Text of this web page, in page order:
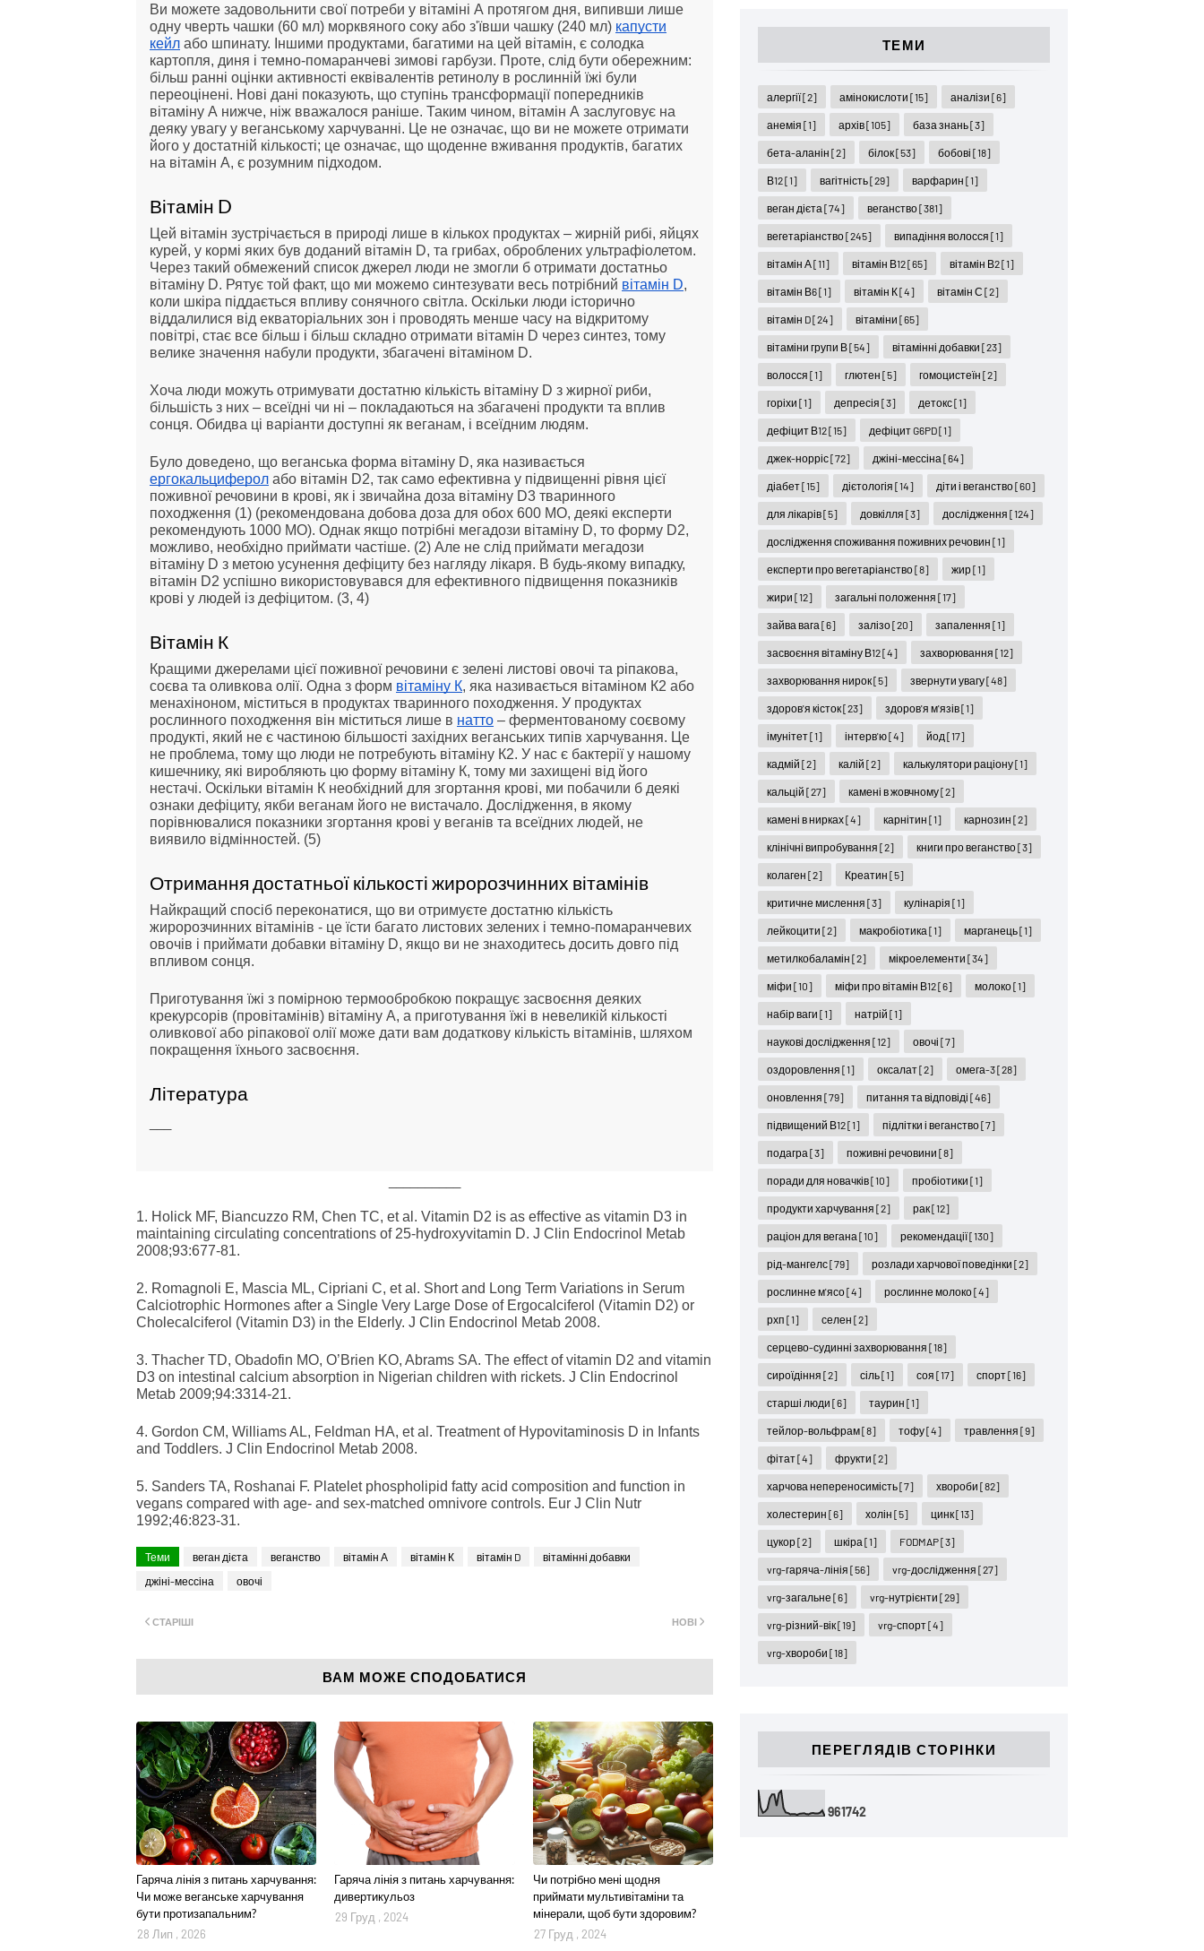
Ви можете задовольнити свої потреби у вітаміні А протягом дня, випивши лише
одну чверть чашки (60 мл) морквяного соку або з'ївши чашку (240 мл) капусти
кейл або шпинату. Іншими продуктами, багатими на цей вітамін, є солодка
картопля, диня і темно-помаранчеві зимові гарбузи. Проте, слід бути обережним:
більш ранні оцінки активності еквівалентів ретинолу в рослинній їжі були
переоцінені. Нові дані показують, що ступінь трансформації попередників
вітаміну А нижче, ніж вважалося раніше. Таким чином, вітамін А заслуговує на
деяку увагу у веганському харчуванні. Це не означає, що ви не можете отримати
його у достатній кількості; це означає, що щоденне вживання продуктів, багатих
на вітамін А, є розумним підходом.
Вітамін D
Цей вітамін зустрічається в природі лише в кількох продуктах – жирній рибі, яйцях
курей, у кормі яких був доданий вітамін D, та грибах, оброблених ультрафіолетом.
Через такий обмежений список джерел люди не змогли б отримати достатньо
вітаміну D. Рятує той факт, що ми можемо синтезувати весь потрібний вітамін D,
коли шкіра піддається впливу сонячного світла. Оскільки люди історично
віддалилися від екваторіальних зон і проводять менше часу на відкритому
повітрі, стає все більш і більш складно отримати вітамін D через синтез, тому
велике значення набули продукти, збагачені вітаміном D.
Хоча люди можуть отримувати достатню кількість вітаміну D з жирної риби,
більшість з них – всеїдні чи ні – покладаються на збагачені продукти та вплив
сонця. Обидва ці варіанти доступні як веганам, і всеїдним людям.
Було доведено, що веганська форма вітаміну D, яка називається
ергокальциферол або вітамін D2, так само ефективна у підвищенні рівня цієї
поживної речовини в крові, як і звичайна доза вітаміну D3 тваринного
походження (1) (рекомендована добова доза для обох 600 МО, деякі експерти
рекомендують 1000 МО). Однак якщо потрібні мегадози вітаміну D, то форму D2,
можливо, необхідно приймати частіше. (2) Але не слід приймати мегадози
вітаміну D з метою усунення дефіциту без нагляду лікаря. В будь-якому випадку,
вітамін D2 успішно використовувався для ефективного підвищення показників
крові у людей із дефіцитом. (3, 4)
Вітамін К
Кращими джерелами цієї поживної речовини є зелені листові овочі та ріпакова,
соєва та оливкова олії. Одна з форм вітаміну К, яка називається вітаміном К2 або
менахіноном, міститься в продуктах тваринного походження. У продуктах
рослинного походження він міститься лише в натто – ферментованому соєвому
продукті, який не є частиною більшості західних веганських типів харчування. Це
не проблема, тому що люди не потребують вітаміну К2. У нас є бактерії у нашому
кишечнику, які виробляють цю форму вітаміну К, тому ми захищені від його
нестачі. Оскільки вітамін К необхідний для згортання крові, ми побачили б деякі
ознаки дефіциту, якби веганам його не вистачало. Дослідження, в якому
порівнювалися показники згортання крові у веганів та всеїдних людей, не
виявило відмінностей. (5)
Отримання достатньої кількості жиророзчинних вітамінів
Найкращий спосіб переконатися, що ви отримуєте достатню кількість
жиророзчинних вітамінів - це їсти багато листових зелених і темно-помаранчевих
овочів і приймати добавки вітаміну D, якщо ви не знаходитесь досить довго під
впливом сонця.
Приготування їжі з помірною термообробкою покращує засвоєння деяких
крекурсорів (провітамінів) вітаміну А, а приготування їжі в невеликій кількості
оливкової або ріпакової олії може дати вам додаткову кількість вітамінів, шляхом
покращення їхнього засвоєння.
Література
1. Holick MF, Biancuzzo RM, Chen TC, et al. Vitamin D2 is as effective as vitamin D3 in
maintaining circulating concentrations of 25-hydroxyvitamin D. J Clin Endocrinol Metab
2008;93:677-81.
2. Romagnoli E, Mascia ML, Cipriani C, et al. Short and Long Term Variations in Serum
Calciotrophic Hormones after a Single Very Large Dose of Ergocalciferol (Vitamin D2) or
Cholecalciferol (Vitamin D3) in the Elderly. J Clin Endocrinol Metab 2008.
3. Thacher TD, Obadofin MO, O’Brien KO, Abrams SA. The effect of vitamin D2 and vitamin
D3 on intestinal calcium absorption in Nigerian children with rickets. J Clin Endocrinol
Metab 2009;94:3314-21.
4. Gordon CM, Williams AL, Feldman HA, et al. Treatment of Hypovitaminosis D in Infants
and Toddlers. J Clin Endocrinol Metab 2008.
5. Sanders TA, Roshanai F. Platelet phospholipid fatty acid composition and function in
vegans compared with age- and sex-matched omnivore controls. Eur J Clin Nutr
1992;46:823-31.
Теми веган дієта веганство вітамін А вітамін К вітамін D
вітамінні добавки
джіні-мессіна
овочі
НОВІ
СТАРІШІ
ВАМ МОЖЕ СПОДОБАТИСЯ
Гаряча лінія з питань харчування:
Чи може веганське харчування
бути протизапальним?
28 Лип , 2026
Гаряча лінія з питань харчування:
дивертикульоз
29 Груд , 2024
Чи потрібно мені щодня
приймати мультивітаміни та
мінерали, щоб бути здоровим?
27 Груд , 2024
ТЕМИ
алергії[2] амінокислоти[15] аналізи[6]
анемія[1] архів[105] база знань[3]
бета-аланін[2] білок[53] бобові[18]
В12[1] вагітність[29] варфарин[1]
веган дієта[74] веганство[381]
вегетаріанство[245] випадіння волосся[1]
вітамін А[11] вітамін В12[65] вітамін В2[1]
вітамін В6[1] вітамін К[4] вітамін С[2]
вітамін D[24] вітаміни[65]
вітаміни групи В[54] вітамінні добавки[23]
волосся[1] глютен[5] гомоцистеїн[2]
горіхи[1] депресія[3] детокс[1]
дефіцит В12[15] дефіцит G6PD[1]
джек-норріс[72] джіні-мессіна[64]
діабет[15] дієтологія[14] діти і веганство[60]
для лікарів[5] довкілля[3] дослідження[124]
дослідження споживання поживних речовин[1]
експерти про вегетаріанство[8] жир[1]
жири[12] загальні положення[17]
зайва вага[6] залізо[20] запалення[1]
засвоєння вітаміну В12[4] захворювання[12]
захворювання нирок[5] звернути увагу[48]
здоров'я кісток[23] здоров'я м'язів[1]
імунітет[1] інтерв'ю[4] йод[17]
кадмій[2] калій[2] калькулятори раціону[1]
кальцій[27] камені в жовчному[2]
камені в нирках[4] карнітин[1] карнозин[2]
клінічні випробування[2] книги про веганство[3]
колаген[2] Креатин[5]
критичне мислення[3] кулінарія[1]
лейкоцити[2] макробіотика[1] марганець[1]
метилкобаламін[2] мікроелементи[34]
міфи[10] міфи про вітамін В12[6] молоко[1]
набір ваги[1] натрій[1]
наукові дослідження[12] овочі[7]
оздоровлення[1] оксалат[2] омега-3[28]
оновлення[79] питання та відповіді[46]
підвищений В12[1] підлітки і веганство[7]
подагра[3] поживні речовини[8]
поради для новачків[10] пробіотики[1]
продукти харчування[2] рак[12]
раціон для вегана[10] рекомендації[130]
рід-мангелс[79] розлади харчової поведінки[2]
рослинне м'ясо[4] рослинне молоко[4]
рхп[1] селен[2]
серцево-судинні захворювання[18]
сироїдіння[2] сіль[1] соя[17] спорт[16]
старші люди[6] таурин[1]
тейлор-вольфрам[8] тофу[4] травлення[9]
фітат[4] фрукти[2]
харчова непереносимість[7] хвороби[82]
холестерин[6] холін[5] цинк[13]
цукор[2] шкіра[1] FODMAP[3]
vrg-гаряча-лінія[56] vrg-дослідження[27]
vrg-загальне[6] vrg-нутрієнти[29]
vrg-різний-вік[19] vrg-спорт[4]
vrg-хвороби[18]
ПЕРЕГЛЯДІВ СТОРІНКИ
961742